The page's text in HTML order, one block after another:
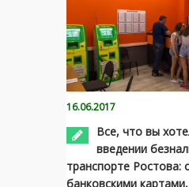
16.06.2017
Все, что вы
введении
транспорте Ростова:
банковскими